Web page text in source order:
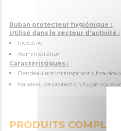
Ruban protecteur hygiénique :
Utilisé dans le secteur d'activité :
Industrie
Administration
Caractéristiques :
Bandeau anti-transpirant ultra-
bandeau de protection hygiénique
PRODUITS